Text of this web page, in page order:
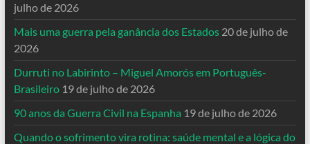
julho de 2026
Mais uma guerra pela ganância dos Estados 20 de julho de
2026
Durruti no Labirinto – Miguel Amorós em Português-
Brasileiro 19 de julho de 2026
90 anos da Guerra Civil na Espanha 19 de julho de 2026
Quando o sofrimento vira rotina: saúde mental e a lógica do